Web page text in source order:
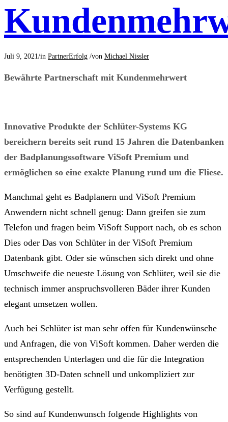
Juli 9, 2021 /in PartnerErfolg /von Michael Nissler
Bewährte Partnerschaft mit Kundenmehrwert
Innovative Produkte der Schlüter-Systems KG
bereichern bereits seit rund 15 Jahren die Datenbanken
der Badplanungssoftware ViSoft Premium und
ermöglichen so eine exakte Planung rund um die Fliese.
Manchmal geht es Badplanern und ViSoft Premium
Anwendern nicht schnell genug: Dann greifen sie zum
Telefon und fragen beim ViSoft Support nach, ob es schon
Dies oder Das von Schlüter in der ViSoft Premium
Datenbank gibt. Oder sie wünschen sich direkt und ohne
Umschweife die neueste Lösung von Schlüter, weil sie die
technisch immer anspruchsvolleren Bäder ihrer Kunden
elegant umsetzen wollen.
Auch bei Schlüter ist man sehr offen für Kundenwünsche
und Anfragen, die von ViSoft kommen. Daher werden die
entsprechenden Unterlagen und die für die Integration
benötigten 3D-Daten schnell und unkompliziert zur
Verfügung gestellt.
So sind auf Kundenwunsch folgende Highlights von